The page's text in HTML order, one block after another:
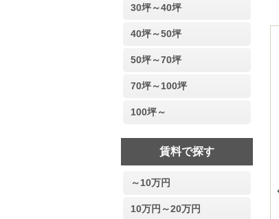
30坪～40坪
40坪～50坪
50坪～70坪
70坪～100坪
100坪～
賃料で探す
～10万円
10万円～20万円